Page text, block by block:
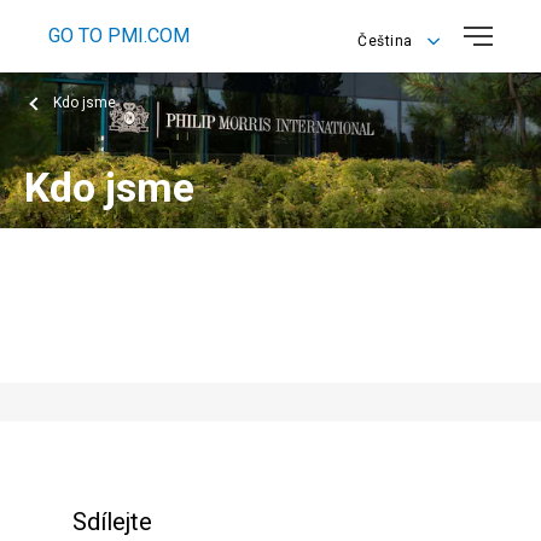
GO TO PMI.COM
Čeština
Čeština
English
Kdo jsme
Kdo jsme
Sdílejte